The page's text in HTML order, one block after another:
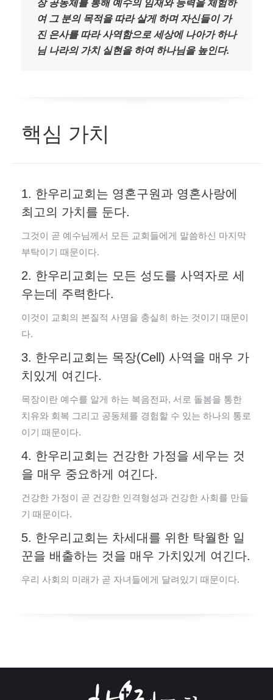
장 공동체를 통해 예수의 임재와 능력을 체험하
여 그 분의 목적을 따라 살게 하며 자신들이 가
진 은사를 따라 사역함으로 세상에 나아가 하나
님 나라의 가치 실현을 하여 하나님을 높인다.
핵심 가치
1. 한우리교회는 영혼구원과 영혼사랑에
최고의 가치를 둔다.
그것이 곧 예수님께서 모든 교회들에게 말씀하신 마지막
부탁이기 때문이다.
2. 한우리교회는 모든 성도를 사역자로 세
우는데 주력한다.
이것이 교회의 본질적 사명을 충실히 하는 것이기 때문이
다.
3. 한우리교회는 목장(Cell) 사역을 매우 가
치있게 여긴다.
목장이란 예수를 알게 하는 복음전파, 서로 돌봄을 통한
치유와 회복 그리고 공동체를 경험할 수 있는 하나의 통로
이기 때문이다.
4. 한우리교회는 건강한 가정을 세우는 것
을 매우 중요하게 여긴다.
건강한 가정이 곧 건강한 인격형성과 건강한 사회를 만들
기 때문이다.
5. 한우리교회는 차세대를 위한 탁월한 일
꾼을 배출하는 것을 매우 가치있게 여긴다.
우리 사회의 미래가 곧 자녀들에게 달려있기 때문이다.